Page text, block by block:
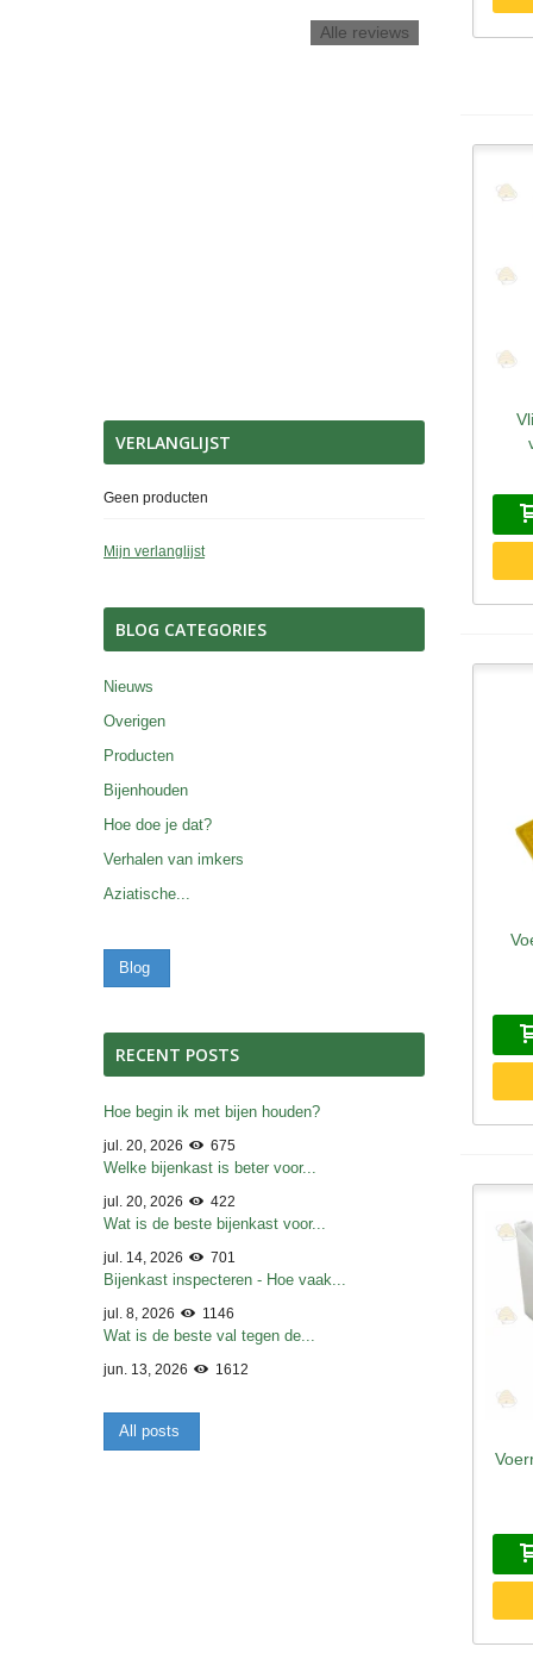
Alle reviews
VERLANGLIJST
Geen producten
Mijn verlanglijst
BLOG CATEGORIES
Nieuws
Overigen
Producten
Bijenhouden
Hoe doe je dat?
Verhalen van imkers
Aziatische...
Blog
RECENT POSTS
Hoe begin ik met bijen houden?
jul. 20, 2026 675
Welke bijenkast is beter voor...
jul. 20, 2026 422
Wat is de beste bijenkast voor...
jul. 14, 2026 701
Bijenkast inspecteren - Hoe vaak...
jul. 8, 2026 1146
Wat is de beste val tegen de...
jun. 13, 2026 1612
All posts